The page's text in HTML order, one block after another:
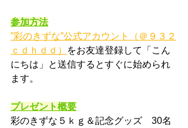
参加方法
”彩のきずな”公式アカウント（＠９３２
ｃｄｈｄｄ）
をお友達登録して「こん
にちは」と送信するとすぐに始められ
ます。
プレゼント概要
彩のきずな５ｋｇ＆記念グッズ　30名